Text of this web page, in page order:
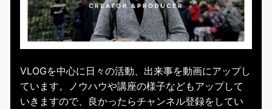
VLOGを中心に日々の活動、出来事を動画にアップし
ています。ノウハウや講座の様子などもアップして
いきますので、良かったらチャンネル登録をしてい